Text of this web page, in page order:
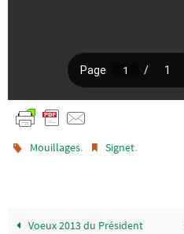
Mouillages. Signet.
Voeux 2013 du Président